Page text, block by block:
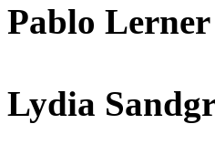
Pablo Lerner
Lydia